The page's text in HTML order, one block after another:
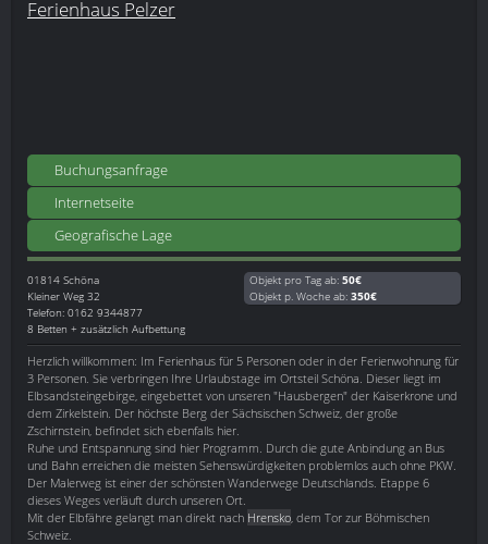
Ferienhaus Pelzer
Buchungsanfrage
Internetseite
Geografische Lage
01814 Schöna
Kleiner Weg 32
Telefon: 0162 9344877
8 Betten + zusätzlich Aufbettung
Objekt pro Tag ab: 50€
Objekt p. Woche ab: 350€
Herzlich willkommen: Im Ferienhaus für 5 Personen oder in der Ferienwohnung für
3 Personen. Sie verbringen Ihre Urlaubstage im Ortsteil Schöna. Dieser liegt im
Elbsandsteingebirge, eingebettet von unseren "Hausbergen" der Kaiserkrone und
dem Zirkelstein. Der höchste Berg der Sächsischen Schweiz, der große
Zschirnstein, befindet sich ebenfalls hier.
Ruhe und Entspannung sind hier Programm. Durch die gute Anbindung an Bus
und Bahn erreichen die meisten Sehenswürdigkeiten problemlos auch ohne PKW.
Der Malerweg ist einer der schönsten Wanderwege Deutschlands. Etappe 6
dieses Weges verläuft durch unseren Ort.
Mit der Elbfähre gelangt man direkt nach Hrensko , dem Tor zur Böhmischen
Schweiz.